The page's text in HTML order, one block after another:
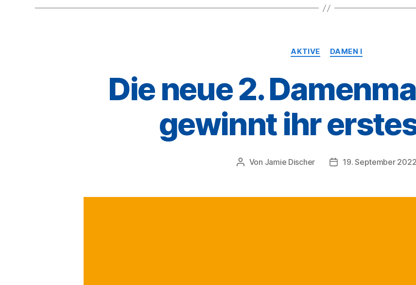
Kategorien
AKTIVE DAMEN I
Die neue 2.
gewinnt ihr
Beitragsautor
Von Jamie Discher Veröffentlichungsdatum
19. September 2022